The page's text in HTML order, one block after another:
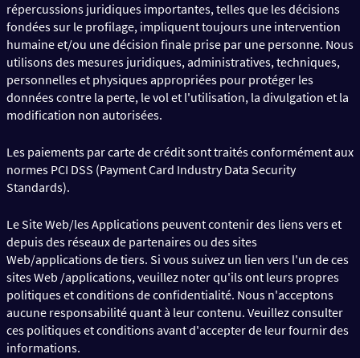
répercussions juridiques importantes, telles que les décisions
fondées sur le profilage, impliquent toujours une intervention
humaine et/ou une décision finale prise par une personne. Nous
utilisons des mesures juridiques, administratives, techniques,
personnelles et physiques appropriées pour protéger les
données contre la perte, le vol et l'utilisation, la divulgation et la
modification non autorisées.
Les paiements par carte de crédit sont traités conformément aux
normes PCI DSS (Payment Card Industry Data Security
Standards).
Le Site Web/les Applications peuvent contenir des liens vers et
depuis des réseaux de partenaires ou des sites
Web/applications de tiers. Si vous suivez un lien vers l'un de ces
sites Web /applications, veuillez noter qu'ils ont leurs propres
politiques et conditions de confidentialité. Nous n'acceptons
aucune responsabilité quant à leur contenu. Veuillez consulter
ces politiques et conditions avant d'accepter de leur fournir des
informations.